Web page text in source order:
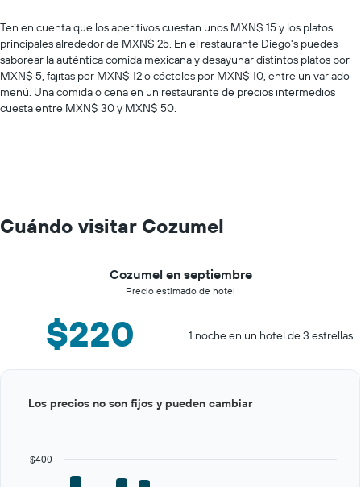
Ten en cuenta que los aperitivos cuestan unos MXN$ 15 y los platos
principales alrededor de MXN$ 25. En el restaurante Diego's puedes
saborear la auténtica comida mexicana y desayunar distintos platos por
MXN$ 5, fajitas por MXN$ 12 o cócteles por MXN$ 10, entre un variado
menú. Una comida o cena en un restaurante de precios intermedios
cuesta entre MXN$ 30 y MXN$ 50.
Cuándo visitar Cozumel
Cozumel en septiembre
Precio estimado de hotel
$220 1 noche en un hotel de 3 estrellas
graphic.
$400
Los precios no son fijos y pueden cambiar